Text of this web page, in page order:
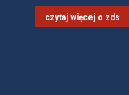
czytaj więcej o zds